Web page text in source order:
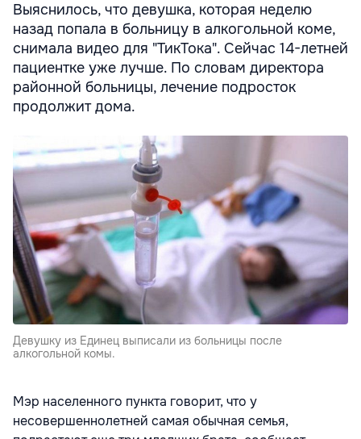
Выяснилось, что девушка, которая неделю
назад попала в больницу в алкогольной коме,
снимала видео для "ТикТока". Сейчас 14-летней
пациентке уже лучше. По словам директора
районной больницы, лечение подросток
продолжит дома.
Девушку из Единец выписали из больницы после
алкогольной комы.
Мэр населенного пункта говорит, что у
несовершеннолетней самая обычная семья,